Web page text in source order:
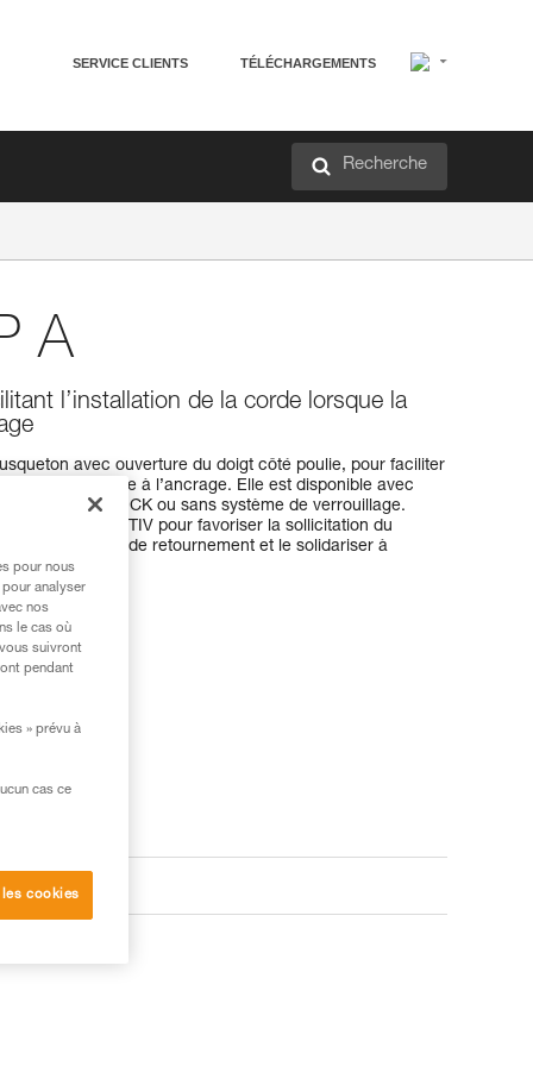
SERVICE CLIENTS TÉLÉCHARGEMENTS
Recherche
A
l’installation de la corde lorsque la
avec ouverture du doigt côté poulie, pour faciliter
la poulie est fixée à l’ancrage. Elle est disponible avec
TRIACT-LOCK ou sans système de verrouillage.
la barrette CAPTIV pour favoriser la sollicitation du
limiter le risque de retournement et le solidariser à
pour nous
analyser
nos
le cas où
suivront
pendant
» prévu à
cas ce
cookies